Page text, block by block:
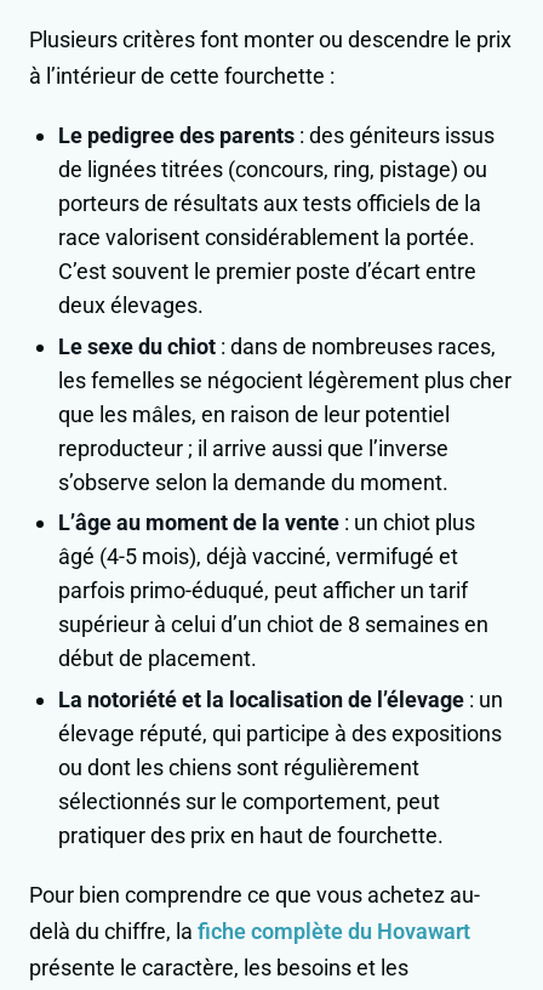
Plusieurs critères font monter ou descendre le prix
à l’intérieur de cette fourchette :
Le pedigree des parents : des géniteurs issus
de lignées titrées (concours, ring, pistage) ou
porteurs de résultats aux tests officiels de la
race valorisent considérablement la portée.
C’est souvent le premier poste d’écart entre
deux élevages.
Le sexe du chiot : dans de nombreuses races,
les femelles se négocient légèrement plus cher
que les mâles, en raison de leur potentiel
reproducteur ; il arrive aussi que l’inverse
s’observe selon la demande du moment.
L’âge au moment de la vente : un chiot plus
âgé (4-5 mois), déjà vacciné, vermifugé et
parfois primo-éduqué, peut afficher un tarif
supérieur à celui d’un chiot de 8 semaines en
début de placement.
La notoriété et la localisation de l’élevage : un
élevage réputé, qui participe à des expositions
ou dont les chiens sont régulièrement
sélectionnés sur le comportement, peut
pratiquer des prix en haut de fourchette.
Pour bien comprendre ce que vous achetez au-
delà du chiffre, la fiche complète du Hovawart
présente le caractère, les besoins et les